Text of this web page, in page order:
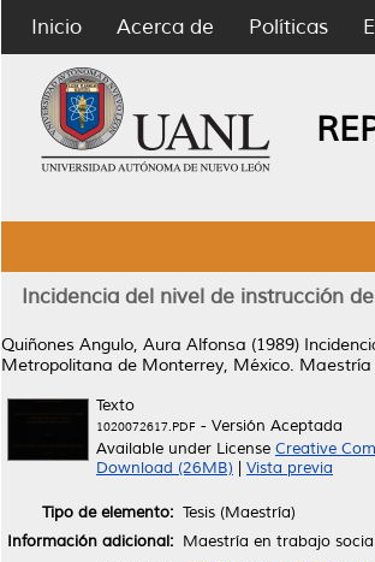
Inicio Acerca de Políticas
Incidencia del nivel de instrucción
Quiñones Angulo, Aura Alfonsa (1989)
Metropolitana de Monterrey, México. Maestría
Texto
1020072617.PDF - Versión Aceptada
Available under License Creative
Download (26MB)
Vista previa
Tipo de elemento: Tesis (Maestría)
Información adicional: Maestría en trabajo